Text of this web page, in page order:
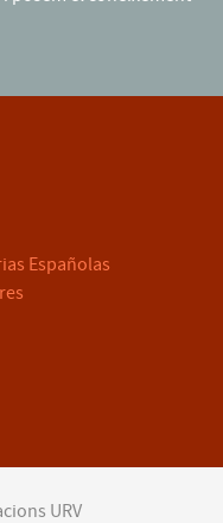
Españolas
URV